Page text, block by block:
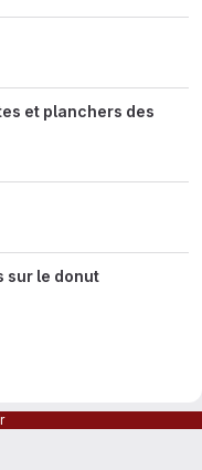
et planchers des
sur le donut